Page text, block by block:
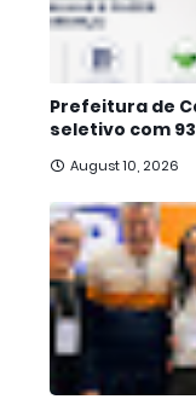
Prefeitura de
seletivo com
August 10, 2026